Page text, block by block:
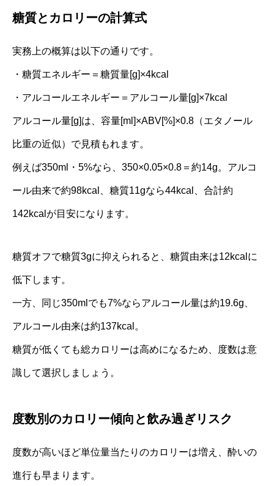
糖質とカロリーの計算式
実務上の概算は以下の通りです。
・糖質エネルギー＝糖質量[g]×4kcal
・アルコールエネルギー＝アルコール量[g]×7kcal
アルコール量[g]は、容量[ml]×ABV[%]×0.8（エタノール
比重の近似）で見積もれます。
例えば350ml・5%なら、350×0.05×0.8＝約14g。アルコ
ール由来で約98kcal、糖質11gなら44kcal、合計約
142kcalが目安になります。
糖質オフで糖質3gに抑えられると、糖質由来は12kcalに
低下します。
一方、同じ350mlでも7%ならアルコール量は約19.6g、
アルコール由来は約137kcal。
糖質が低くても総カロリーは高めになるため、度数は意
識して選択しましょう。
度数別のカロリー傾向と飲み過ぎリスク
度数が高いほど単位量当たりのカロリーは増え、酔いの
進行も早まります。